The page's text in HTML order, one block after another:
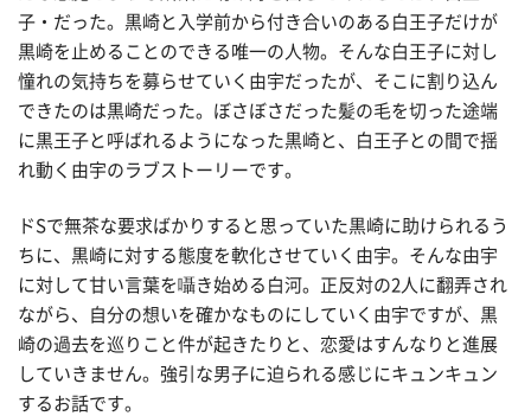
子・だった。黒崎と入学前から付き合いのある白王子だけが
黒崎を止めることのできる唯一の人物。そんな白王子に対し
憧れの気持ちを募らせていく由宇だったが、そこに割り込ん
できたのは黒崎だった。ぼさぼさだった髪の毛を切った途端
に黒王子と呼ばれるようになった黒崎と、白王子との間で揺
れ動く由宇のラブストーリーです。
ドSで無茶な要求ばかりすると思っていた黒崎に助けられるう
ちに、黒崎に対する態度を軟化させていく由宇。そんな由宇
に対して甘い言葉を囁き始める白河。正反対の2人に翻弄され
ながら、自分の想いを確かなものにしていく由宇ですが、黒
崎の過去を巡りこと件が起きたりと、恋愛はすんなりと進展
していきません。強引な男子に迫られる感じにキュンキュン
するお話です。